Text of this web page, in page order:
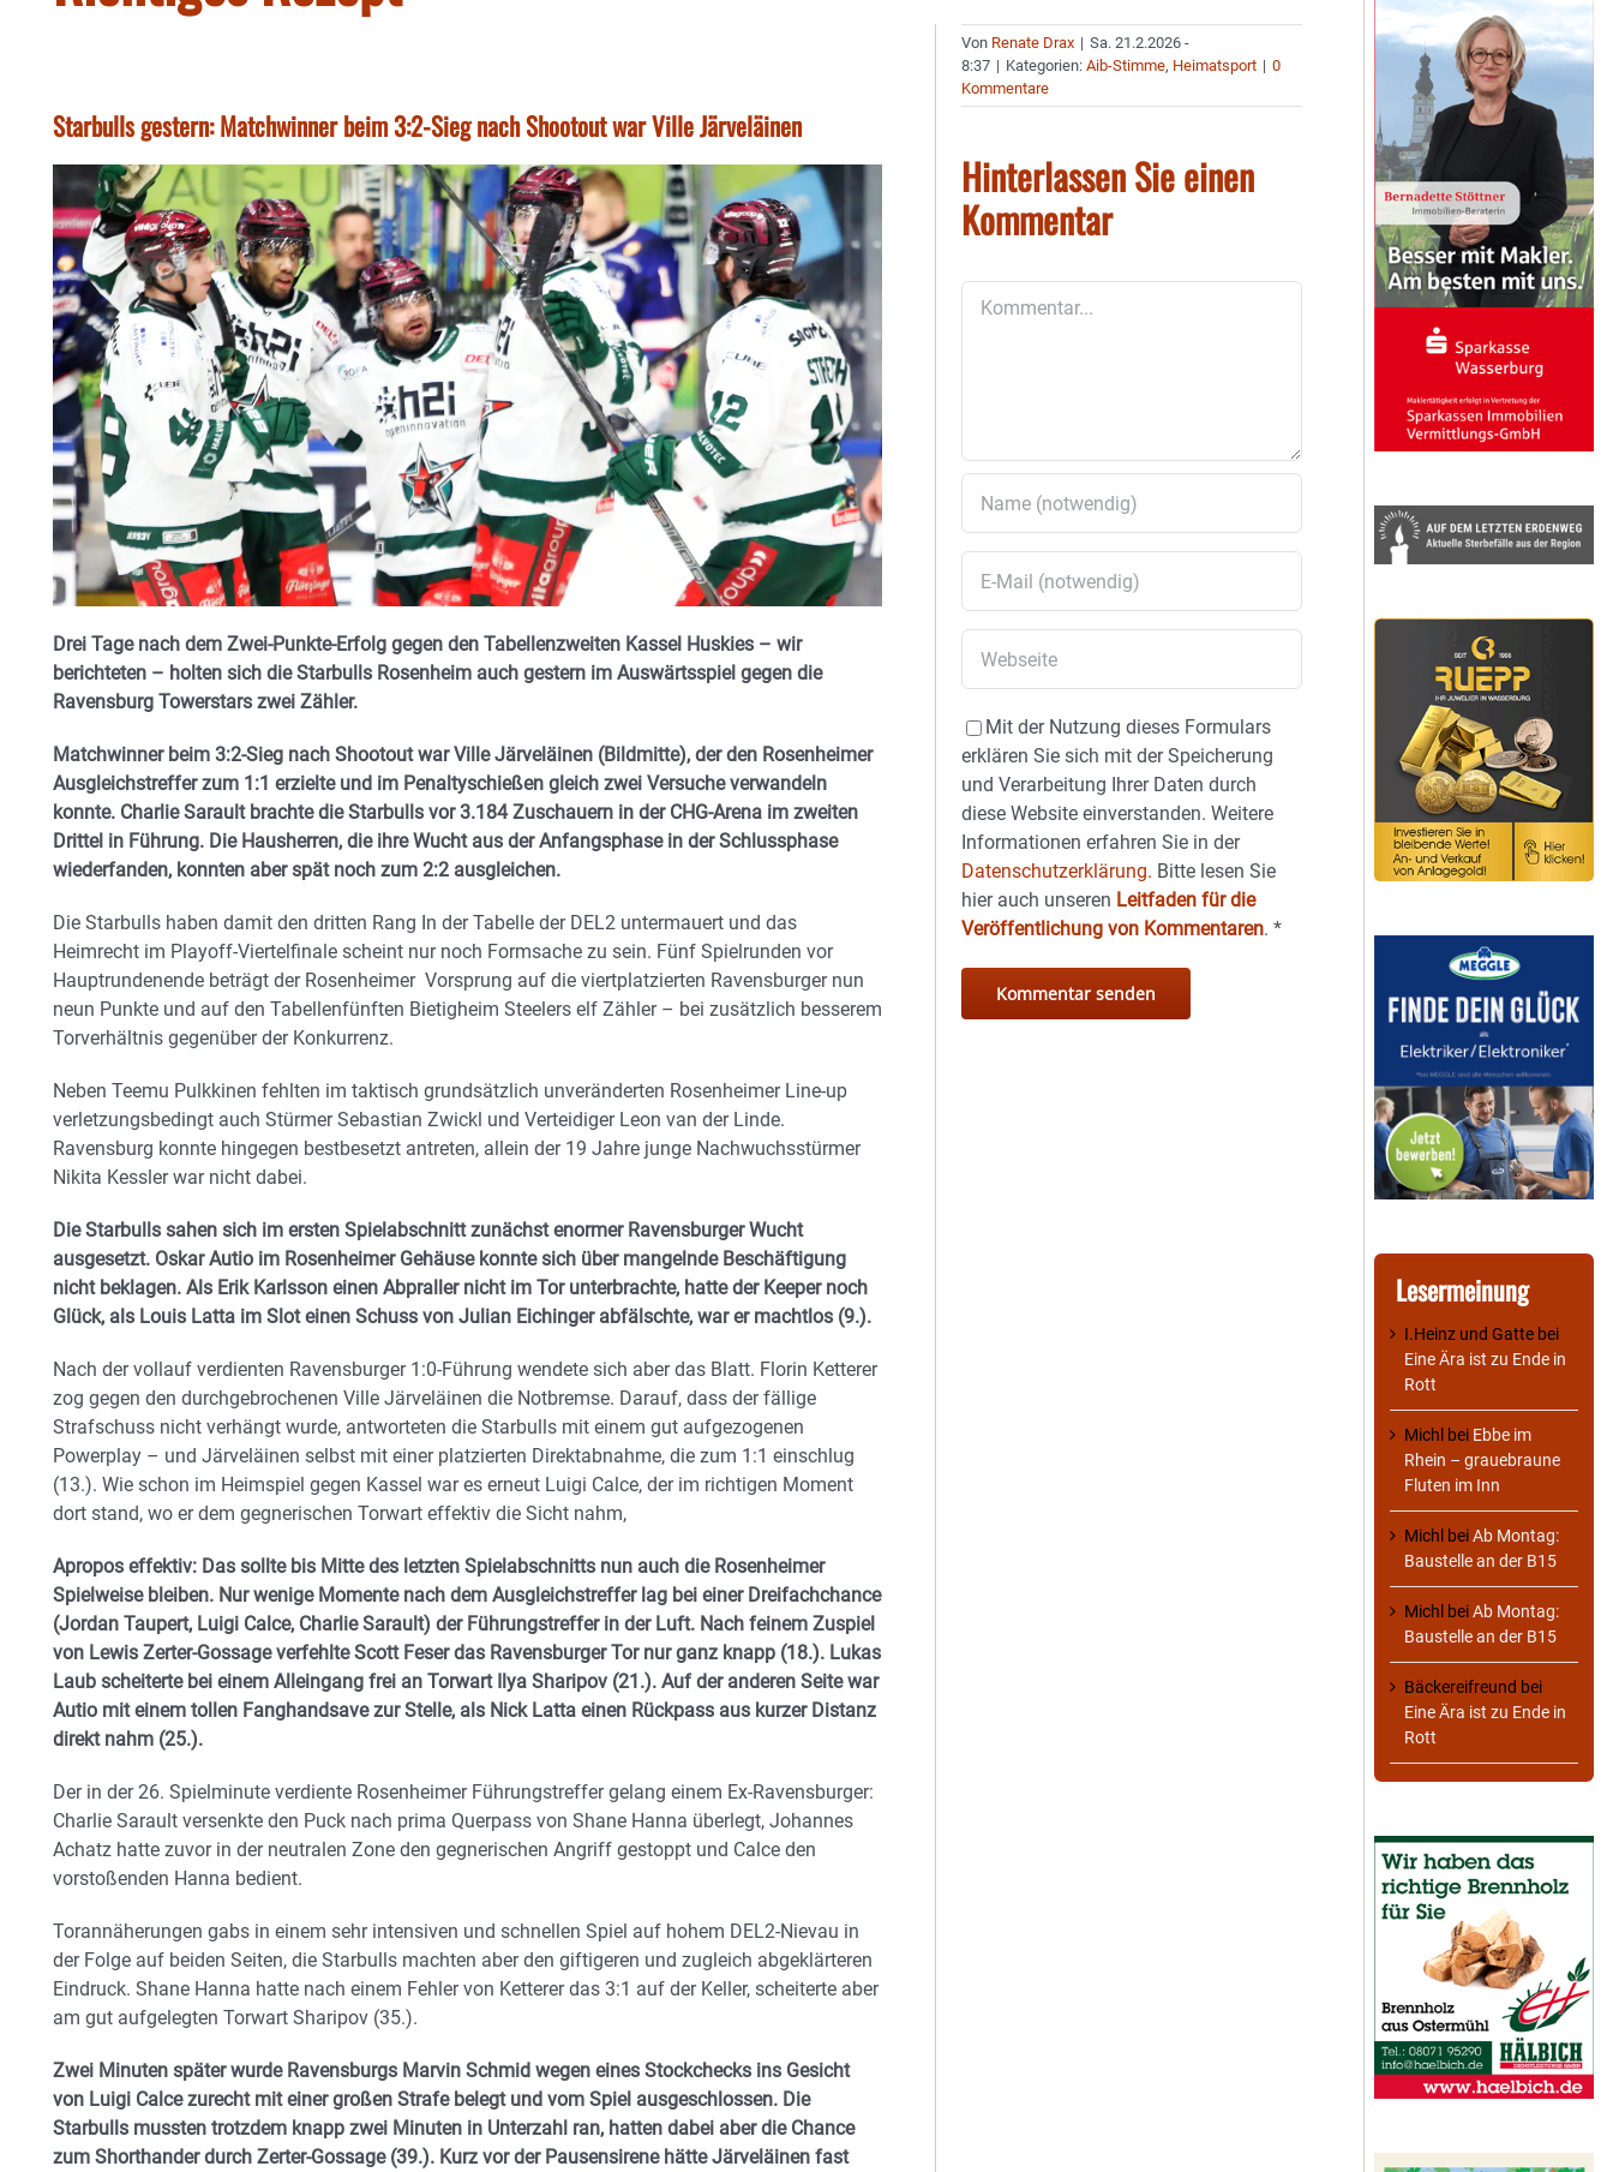
Starbulls gestern: Matchwinner beim 3:2-Sieg nach Shootout war Ville Järveläinen
Drei Tage nach dem Zwei-Punkte-Erfolg gegen den Tabellenzweiten Kassel Huskies – wir
berichteten – holten sich die Starbulls Rosenheim auch gestern im Auswärtsspiel gegen die
Ravensburg Towerstars zwei Zähler.
Matchwinner beim 3:2-Sieg nach Shootout war Ville Järveläinen (Bildmitte), der den Rosenheimer
Ausgleichstreffer zum 1:1 erzielte und im Penaltyschießen gleich zwei Versuche verwandeln
konnte. Charlie Sarault brachte die Starbulls vor 3.184 Zuschauern in der CHG-Arena im zweiten
Drittel in Führung. Die Hausherren, die ihre Wucht aus der Anfangsphase in der Schlussphase
wiederfanden, konnten aber spät noch zum 2:2 ausgleichen.
Die Starbulls haben damit den dritten Rang In der Tabelle der DEL2 untermauert und das
Heimrecht im Playoff-Viertelfinale scheint nur noch Formsache zu sein. Fünf Spielrunden vor
Hauptrundenende beträgt der Rosenheimer Vorsprung auf die viertplatzierten Ravensburger nun
neun Punkte und auf den Tabellenfünften Bietigheim Steelers elf Zähler – bei zusätzlich besserem
Torverhältnis gegenüber der Konkurrenz.
Neben Teemu Pulkkinen fehlten im taktisch grundsätzlich unveränderten Rosenheimer Line-up
verletzungsbedingt auch Stürmer Sebastian Zwickl und Verteidiger Leon van der Linde.
Ravensburg konnte hingegen bestbesetzt antreten, allein der 19 Jahre junge Nachwuchsstürmer
Nikita Kessler war nicht dabei.
Die Starbulls sahen sich im ersten Spielabschnitt zunächst enormer Ravensburger Wucht
ausgesetzt. Oskar Autio im Rosenheimer Gehäuse konnte sich über mangelnde Beschäftigung
nicht beklagen. Als Erik Karlsson einen Abpraller nicht im Tor unterbrachte, hatte der Keeper noch
Glück, als Louis Latta im Slot einen Schuss von Julian Eichinger abfälschte, war er machtlos (9.).
Nach der vollauf verdienten Ravensburger 1:0-Führung wendete sich aber das Blatt. Florin Ketterer
zog gegen den durchgebrochenen Ville Järveläinen die Notbremse. Darauf, dass der fällige
Strafschuss nicht verhängt wurde, antworteten die Starbulls mit einem gut aufgezogenen
Powerplay – und Järveläinen selbst mit einer platzierten Direktabnahme, die zum 1:1 einschlug
(13.). Wie schon im Heimspiel gegen Kassel war es erneut Luigi Calce, der im richtigen Moment
dort stand, wo er dem gegnerischen Torwart effektiv die Sicht nahm,
Apropos effektiv: Das sollte bis Mitte des letzten Spielabschnitts nun auch die Rosenheimer
Spielweise bleiben. Nur wenige Momente nach dem Ausgleichstreffer lag bei einer Dreifachchance
(Jordan Taupert, Luigi Calce, Charlie Sarault) der Führungstreffer in der Luft. Nach feinem Zuspiel
von Lewis Zerter-Gossage verfehlte Scott Feser das Ravensburger Tor nur ganz knapp (18.). Lukas
Laub scheiterte bei einem Alleingang frei an Torwart Ilya Sharipov (21.). Auf der anderen Seite war
Autio mit einem tollen Fanghandsave zur Stelle, als Nick Latta einen Rückpass aus kurzer Distanz
direkt nahm (25.).
Der in der 26. Spielminute verdiente Rosenheimer Führungstreffer gelang einem Ex-Ravensburger:
Charlie Sarault versenkte den Puck nach prima Querpass von Shane Hanna überlegt, Johannes
Achatz hatte zuvor in der neutralen Zone den gegnerischen Angriff gestoppt und Calce den
vorstoßenden Hanna bedient.
Torannäherungen gabs in einem sehr intensiven und schnellen Spiel auf hohem DEL2-Nievau in
der Folge auf beiden Seiten, die Starbulls machten aber den giftigeren und zugleich abgeklärteren
Eindruck. Shane Hanna hatte nach einem Fehler von Ketterer das 3:1 auf der Keller, scheiterte aber
am gut aufgelegten Torwart Sharipov (35.).
Zwei Minuten später wurde Ravensburgs Marvin Schmid wegen eines Stockchecks ins Gesicht
von Luigi Calce zurecht mit einer großen Strafe belegt und vom Spiel ausgeschlossen. Die
Starbulls mussten trotzdem knapp zwei Minuten in Unterzahl ran, hatten dabei aber die Chance
zum Shorthander durch Zerter-Gossage (39.). Kurz vor der Pausensirene hätte Järveläinen fast
Von Renate Drax | Sa. 21.2.2026 -
8:37 | Kategorien:Aib-Stimme, Heimatsport | 0
Kommentare
Hinterlassen Sie einen
Kommentar
Mit der Nutzung dieses Formulars
erklären Sie sich mit der Speicherung
und Verarbeitung Ihrer Daten durch
diese Website einverstanden. Weitere
Informationen erfahren Sie in der
Datenschutzerklärung. Bitte lesen Sie
hier auch unseren Leitfaden für die
Veröffentlichung von Kommentaren.*
Lesermeinung
I.Heinz und Gatte bei
Eine Ära ist zu Ende in
Rott
Michl bei Ebbe im
Rhein – grauebraune
Fluten im Inn
Michl beiAb Montag:
Baustelle an der B15
Michl beiAb Montag:
Baustelle an der B15
Bäckereifreund bei
Eine Ära ist zu Ende in
Rott